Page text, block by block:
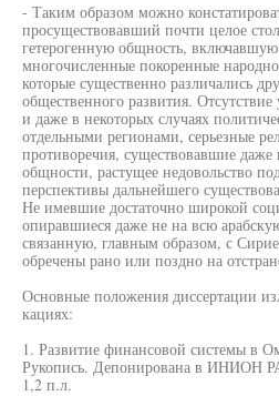
- Таким образом можно
просуществовавший почти целое
гетерогенную общность, включавшую
многочисленные покоренные
которые существенно различались
общественного развития.
и даже в некоторых случаях
отдельными регионами, серьезные
противоречия, существовавшие даже
общности, растущее недовольство
перспективы дальнейшего
Не имевшие достаточно широкой
опиравшиеся даже не на всю
связанную, главным образом, с
обречены рано или поздно на
Основные положения диссертации
кациях:
1. Развитие финансовой системы в
Рукопись. Депонирована в ИНИОН
1,2 п.л.